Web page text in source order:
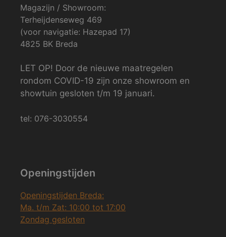
Magazijn / Showroom:
Terheijdenseweg 469
(voor navigatie: Hazepad 17)
4825 BK Breda
LET OP! Door de nieuwe maatregelen
rondom COVID-19 zijn onze showroom en
showtuin gesloten t/m 19 januari.
tel: 076-3030554
Openingstijden
Openingstijden Breda:
Ma. t/m Zat: 10:00 tot 17:00
Zondag gesloten